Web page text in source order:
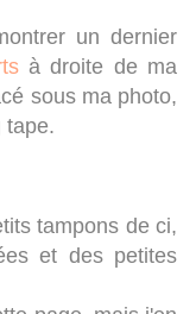
un dernier
à droite de ma
sous ma photo,
tape.
tampons de ci,
et des petites